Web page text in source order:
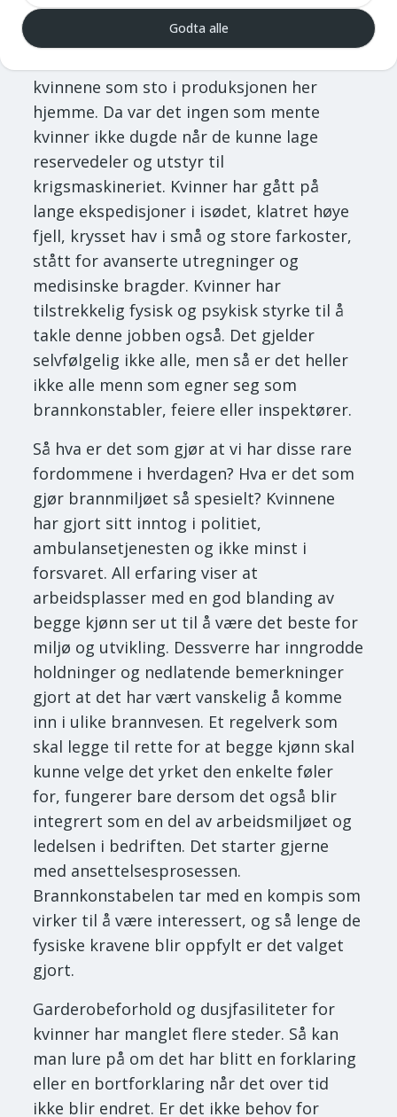
hardt arbeid. De ble sterke av sånt. Under
de to store verdenskrigene da alle
kvinnene som sto i produksjonen her
hjemme. Da var det ingen som mente
kvinner ikke dugde når de kunne lage
reservedeler og utstyr til
krigsmaskineriet. Kvinner har gått på
lange ekspedisjoner i isødet, klatret høye
fjell, krysset hav i små og store farkoster,
stått for avanserte utregninger og
medisinske bragder. Kvinner har
tilstrekkelig fysisk og psykisk styrke til å
takle denne jobben også. Det gjelder
selvfølgelig ikke alle, men så er det heller
ikke alle menn som egner seg som
brannkonstabler, feiere eller inspektører.
Så hva er det som gjør at vi har disse rare
fordommene i hverdagen? Hva er det som
gjør brannmiljøet så spesielt? Kvinnene
har gjort sitt inntog i politiet,
ambulansetjenesten og ikke minst i
forsvaret. All erfaring viser at
arbeidsplasser med en god blanding av
begge kjønn ser ut til å være det beste for
miljø og utvikling. Dessverre har inngrodde
holdninger og nedlatende bemerkninger
gjort at det har vært vanskelig å komme
inn i ulike brannvesen. Et regelverk som
skal legge til rette for at begge kjønn skal
kunne velge det yrket den enkelte føler
for, fungerer bare dersom det også blir
integrert som en del av arbeidsmiljøet og
ledelsen i bedriften. Det starter gjerne
med ansettelsesprosessen.
Brannkonstabelen tar med en kompis som
virker til å være interessert, og så lenge de
fysiske kravene blir oppfylt er det valget
gjort.
Garderobeforhold og dusjfasiliteter for
kvinner har manglet flere steder. Så kan
man lure på om det har blitt en forklaring
eller en bortforklaring når det over tid
ikke blir endret. Er det ikke behov for
Godta alle